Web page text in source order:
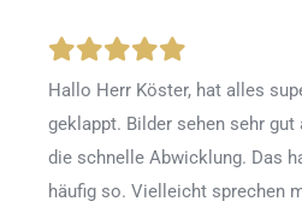
Hallo Herr Köster, hat alles
geklappt. Bilder sehen sehr
die schnelle Abwicklung. Das
häufig so. Vielleicht sprechen